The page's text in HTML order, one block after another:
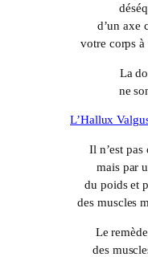
d’un axe
votre corps à
La
ne
L’Hallux
Il n’est pas
mais par
du poids et
des muscles
Le
des